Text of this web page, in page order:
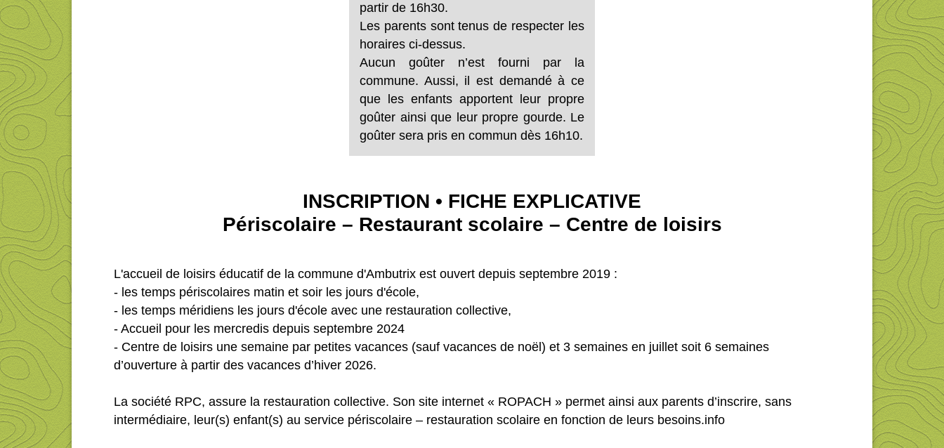
partir de 16h30.
Les parents sont tenus de respecter les
horaires ci-dessus.
Aucun goûter n’est fourni par la
commune. Aussi, il est demandé à ce
que les enfants apportent leur propre
goûter ainsi que leur propre gourde. Le
goûter sera pris en commun dès 16h10.
INSCRIPTION • FICHE EXPLICATIVE
Périscolaire – Restaurant scolaire – Centre de loisirs
L'accueil de loisirs éducatif de la commune d'Ambutrix est ouvert depuis septembre 2019 :
- les temps périscolaires matin et soir les jours d'école,
- les temps méridiens les jours d'école avec une restauration collective,
- Accueil pour les mercredis depuis septembre 2024
- Centre de loisirs une semaine par petites vacances (sauf vacances de noël) et 3 semaines en juillet soit 6 semaines
d’ouverture à partir des vacances d’hiver 2026.
La société RPC, assure la restauration collective. Son site internet « ROPACH » permet ainsi aux parents d’inscrire, sans
intermédiaire, leur(s) enfant(s) au service périscolaire – restauration scolaire en fonction de leurs besoins.info